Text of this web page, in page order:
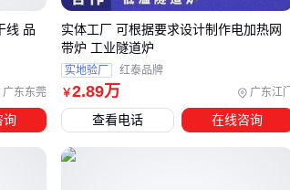
的特定要求，例如潮湿环境更适合防潮性能
而短期使用的展会赠品则可优先考虑低成本
需求选择最合适的低碳环保工艺品？
广东东莞
线 品
询
￥2.89万 广东江
实体工厂 可根据要求设计制作电加热网
带炉 工业隧道炉
实地验厂 红泰品牌
查看电话 在线咨询